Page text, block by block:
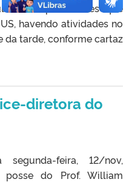
e os professores que
havendo atividades no
da tarde, conforme cartaz
diretora do
segunda-feira, 12/nov,
do Prof. William